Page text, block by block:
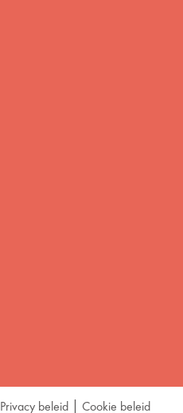
Privacy beleid Cookie beleid